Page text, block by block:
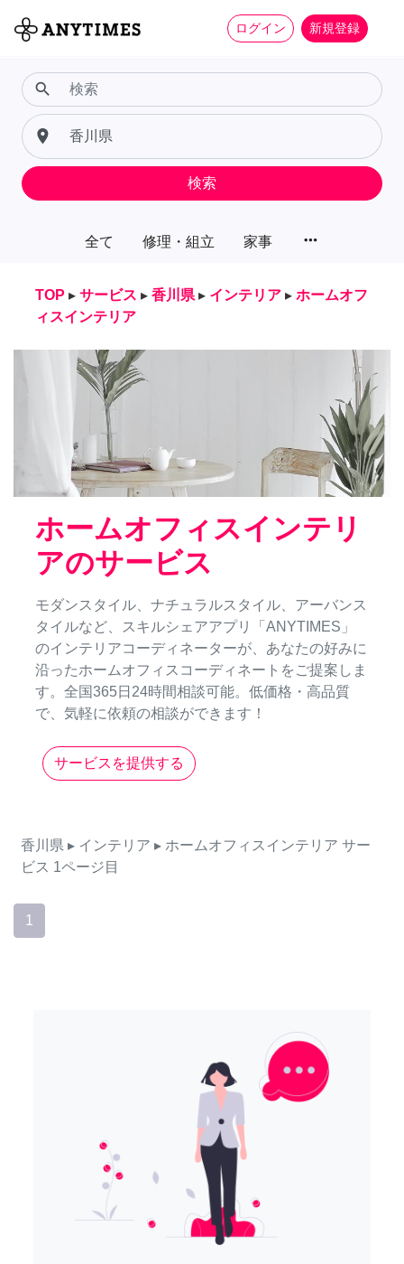
ログイン 新規登録
全て 修理・組立 家事 more_horiz
search
place
検索
TOP ▸ サービス ▸ 香川県 ▸ インテリア ▸ ホームオフ
ィスインテリア
ホームオフィスインテリ
アのサービス
モダンスタイル、ナチュラルスタイル、アーバンス
タイルなど、スキルシェアアプリ「ANYTIMES」
のインテリアコーディネーターが、あなたの好みに
沿ったホームオフィスコーディネートをご提案しま
す。全国365日24時間相談可能。低価格・高品質
で、気軽に依頼の相談ができます！
サービスを提供する
香川県 ▸ インテリア ▸ ホームオフィスインテリア サー
ビス 1ページ目
1